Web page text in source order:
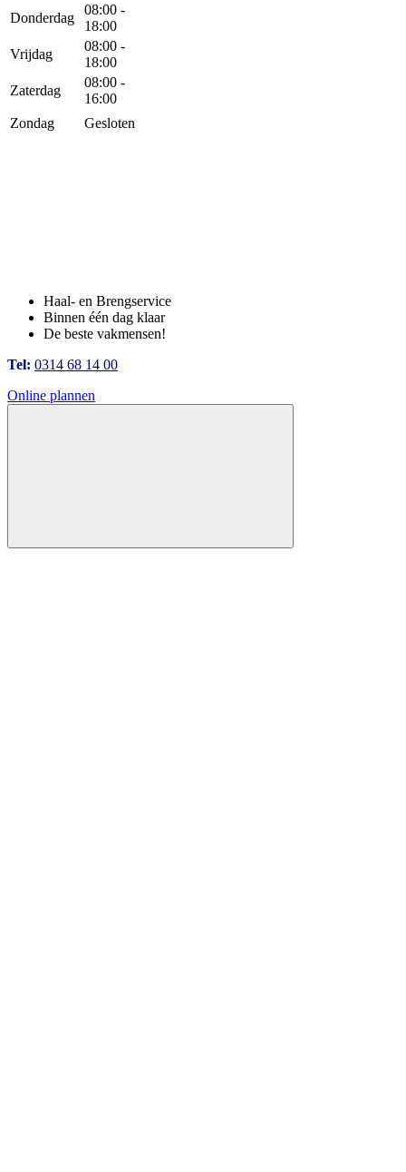
Donderdag
08:00 -
18:00
Vrijdag
08:00 -
18:00
Zaterdag
08:00 -
16:00
Zondag
Gesloten
Haal- en Brengservice
Binnen één dag klaar
De beste vakmensen!
Tel: 0314 68 14 00
Online plannen